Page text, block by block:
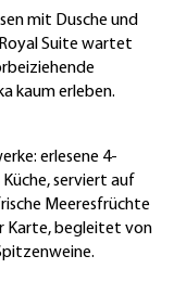
mit Dusche und
Suite wartet
kaum erleben.
erlesene 4-
serviert auf
Meeresfrüchte
Karte, begleitet von